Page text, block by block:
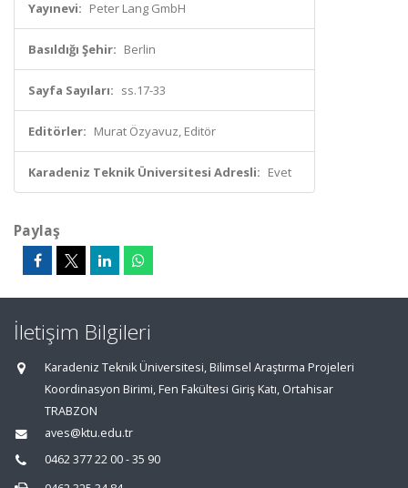
Yayınevi: Peter Lang GmbH
Basıldığı Şehir: Berlin
Sayfa Sayıları: ss.17-33
Editörler: Murat Özyavuz, Editör
Karadeniz Teknik Üniversitesi Adresli: Evet
Paylaş
İletişim Bilgileri
Karadeniz Teknik Üniversitesi, Bilimsel Araştırma Projeleri
Koordinasyon Birimi, Fen Fakültesi Giriş Katı, Ortahisar
TRABZON
aves@ktu.edu.tr
0462 377 22 00 - 35 90